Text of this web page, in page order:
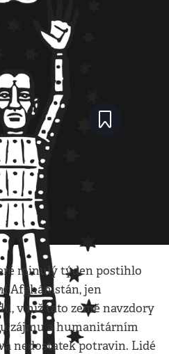
minulý týden postihlo
Afghánistán, jen
v níž tato země navzdory
zájmu a humanitárním
nedostatek potravin. Lidé